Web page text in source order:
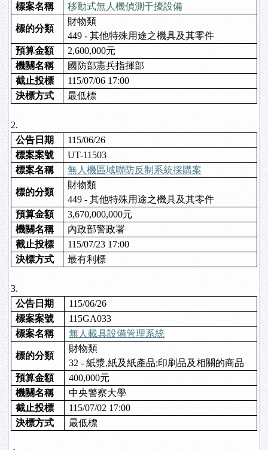
標案名稱
移動式無人機偵測干擾設備
標的分類
財物類
449 - 其他特殊用途之機具及其零件
預算金額
2,600,000元
機關名稱
國防部憲兵指揮部
截止投標
115/07/06 17:00
決標方式
最低標
2.
公告日期
115/06/26
標案案號
UT-11503
標案名稱
無人機區域聯防反制系統採購案
標的分類
財物類
449 - 其他特殊用途之機具及其零件
預算金額
3,670,000,000元
機關名稱
內政部警政署
截止投標
115/07/23 17:00
決標方式
最有利標
3.
公告日期
115/06/26
標案案號
115GA033
標案名稱
無人載具設備管理系統
標的分類
財物類
32 - 紙漿,紙及紙產品;印刷品及相關的商品
預算金額
400,000元
機關名稱
中央警察大學
截止投標
115/07/02 17:00
決標方式
最低標